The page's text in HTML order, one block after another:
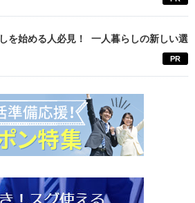
を始める人必見！ 一人暮らしの新しい選
PR